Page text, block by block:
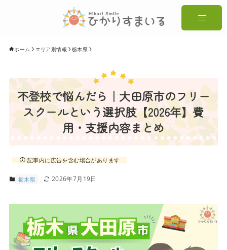
ホーム エリア別情報 栃木県
不登校で悩んだら｜大田原市のフリー
スクールという選択肢【2026年】費
用・支援内容まとめ
記事内に広告を含む場合があります
栃木県 2026年7月19日